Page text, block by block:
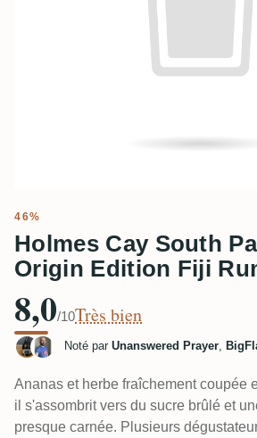
46%
Holmes Cay South
Origin Edition Fiji
8,0/10Très bien
Noté par Unanswered Prayer,
Ananas et herbe fraîchement coupée
il s'assombrit vers du sucre brûlé et
presque carnée. Plusieurs